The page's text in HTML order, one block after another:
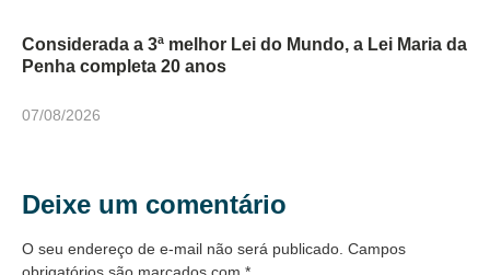
Considerada a 3ª melhor Lei do Mundo, a Lei Maria da
Penha completa 20 anos
07/08/2026
Deixe um comentário
O seu endereço de e-mail não será publicado. Campos